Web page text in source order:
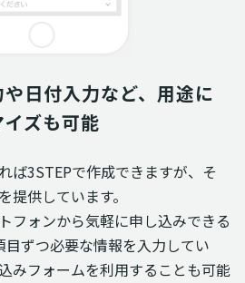
日付入力など、用途に
ズも可能
ば3STEPで作成できますが、そ
提供しています。
フォンから気軽に申し込みできる
ずつ必要な情報を入力してい
みフォームを利用することも可能